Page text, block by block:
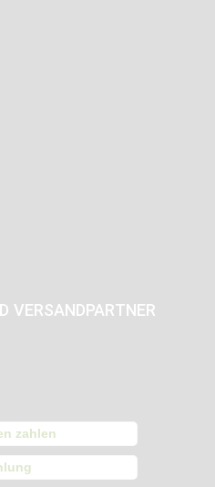
VERSANDPARTNER
zahlen